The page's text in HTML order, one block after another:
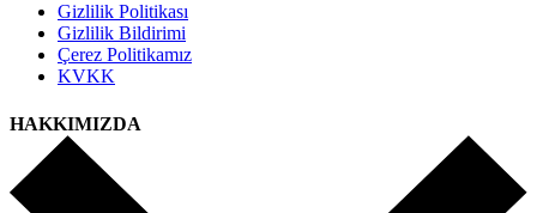
Gizlilik Politikası
Gizlilik Bildirimi
Çerez Politikamız
KVKK
HAKKIMIZDA